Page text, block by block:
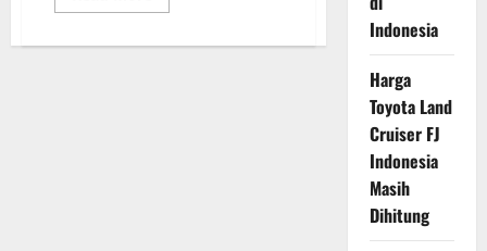
more
Komponen
Indonesia
Harga
Toyota Land
Cruiser FJ
Indonesia
Masih
Dihitung